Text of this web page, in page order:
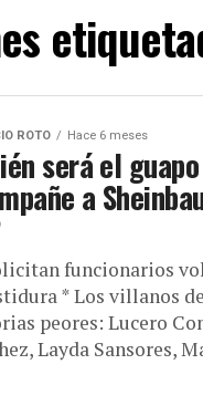
ROTO Hace 6 meses
será el
a
funcionarios
* Los villanos
peores: Lucero
Layda Sansores,